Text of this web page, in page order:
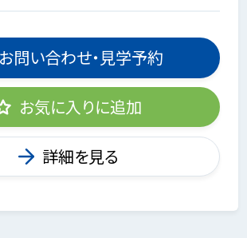
お問い合わせ・見学予約
お気に入りに追加
詳細を見る